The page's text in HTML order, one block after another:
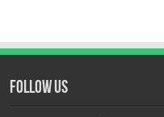
Follow Us